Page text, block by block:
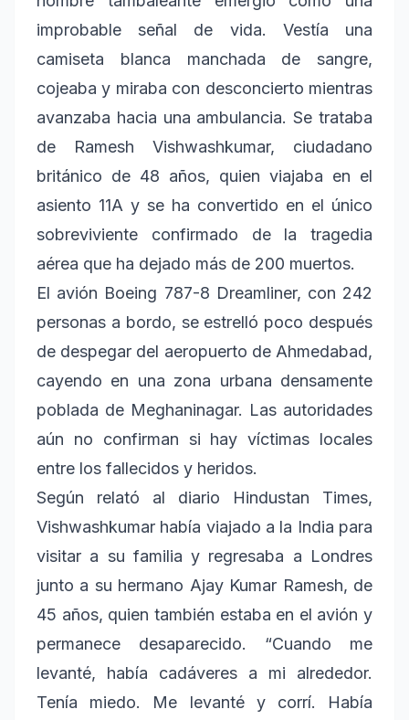
improbable señal de vida. Vestía una
camiseta blanca manchada de sangre,
cojeaba y miraba con desconcierto mientras
avanzaba hacia una ambulancia. Se trataba
de Ramesh Vishwashkumar, ciudadano
británico de 48 años, quien viajaba en el
asiento 11A y se ha convertido en el único
sobreviviente confirmado de la tragedia
aérea que ha dejado más de 200 muertos.
El avión Boeing 787-8 Dreamliner, con 242
personas a bordo, se estrelló poco después
de despegar del aeropuerto de Ahmedabad,
cayendo en una zona urbana densamente
poblada de Meghaninagar. Las autoridades
aún no confirman si hay víctimas locales
entre los fallecidos y heridos.
Según relató al diario Hindustan Times,
Vishwashkumar había viajado a la India para
visitar a su familia y regresaba a Londres
junto a su hermano Ajay Kumar Ramesh, de
45 años, quien también estaba en el avión y
permanece desaparecido. “Cuando me
levanté, había cadáveres a mi alrededor.
Tenía miedo. Me levanté y corrí. Había